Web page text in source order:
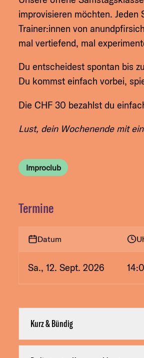
improvisieren möchten. Jeden
Trainer:innen von
mal vertiefend, mal
Du entscheidest spontan bis
Du kommst einfach vorbei,
Die CHF 30 bezahlst du
Lust, dein Wochenende mit
Improclub
Termine
Datum
Sa., 12. Sept. 2026
Kurz & Bündig